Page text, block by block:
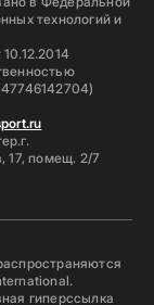
технологий и
17, помещ. 2/7
гиперссылка